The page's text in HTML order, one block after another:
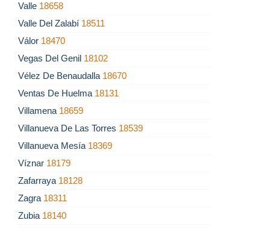
Valle 18658
Valle Del Zalabí 18511
Válor 18470
Vegas Del Genil 18102
Vélez De Benaudalla 18670
Ventas De Huelma 18131
Villamena 18659
Villanueva De Las Torres 18539
Villanueva Mesía 18369
Víznar 18179
Zafarraya 18128
Zagra 18311
Zubia 18140